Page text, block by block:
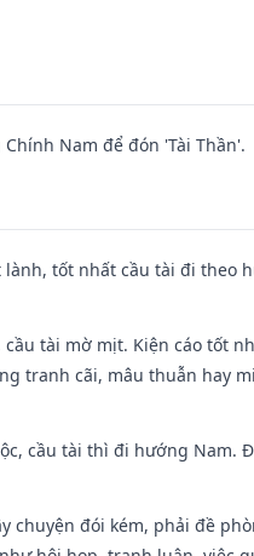
Nam để đón 'Tài Thần'.
tốt nhất cầu tài đi theo
tài mờ mịt. Kiện cáo tốt
tranh cãi, mâu thuẫn hay
cầu tài thì đi hướng Nam.
chuyện đói kém, phải đề